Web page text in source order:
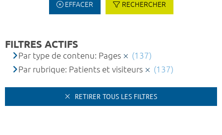
EFFACER RECHERCHER
FILTRES ACTIFS
Par type de contenu: Pages
(137)
Par rubrique: Patients et visiteurs
(137)
RETIRER TOUS LES FILTRES